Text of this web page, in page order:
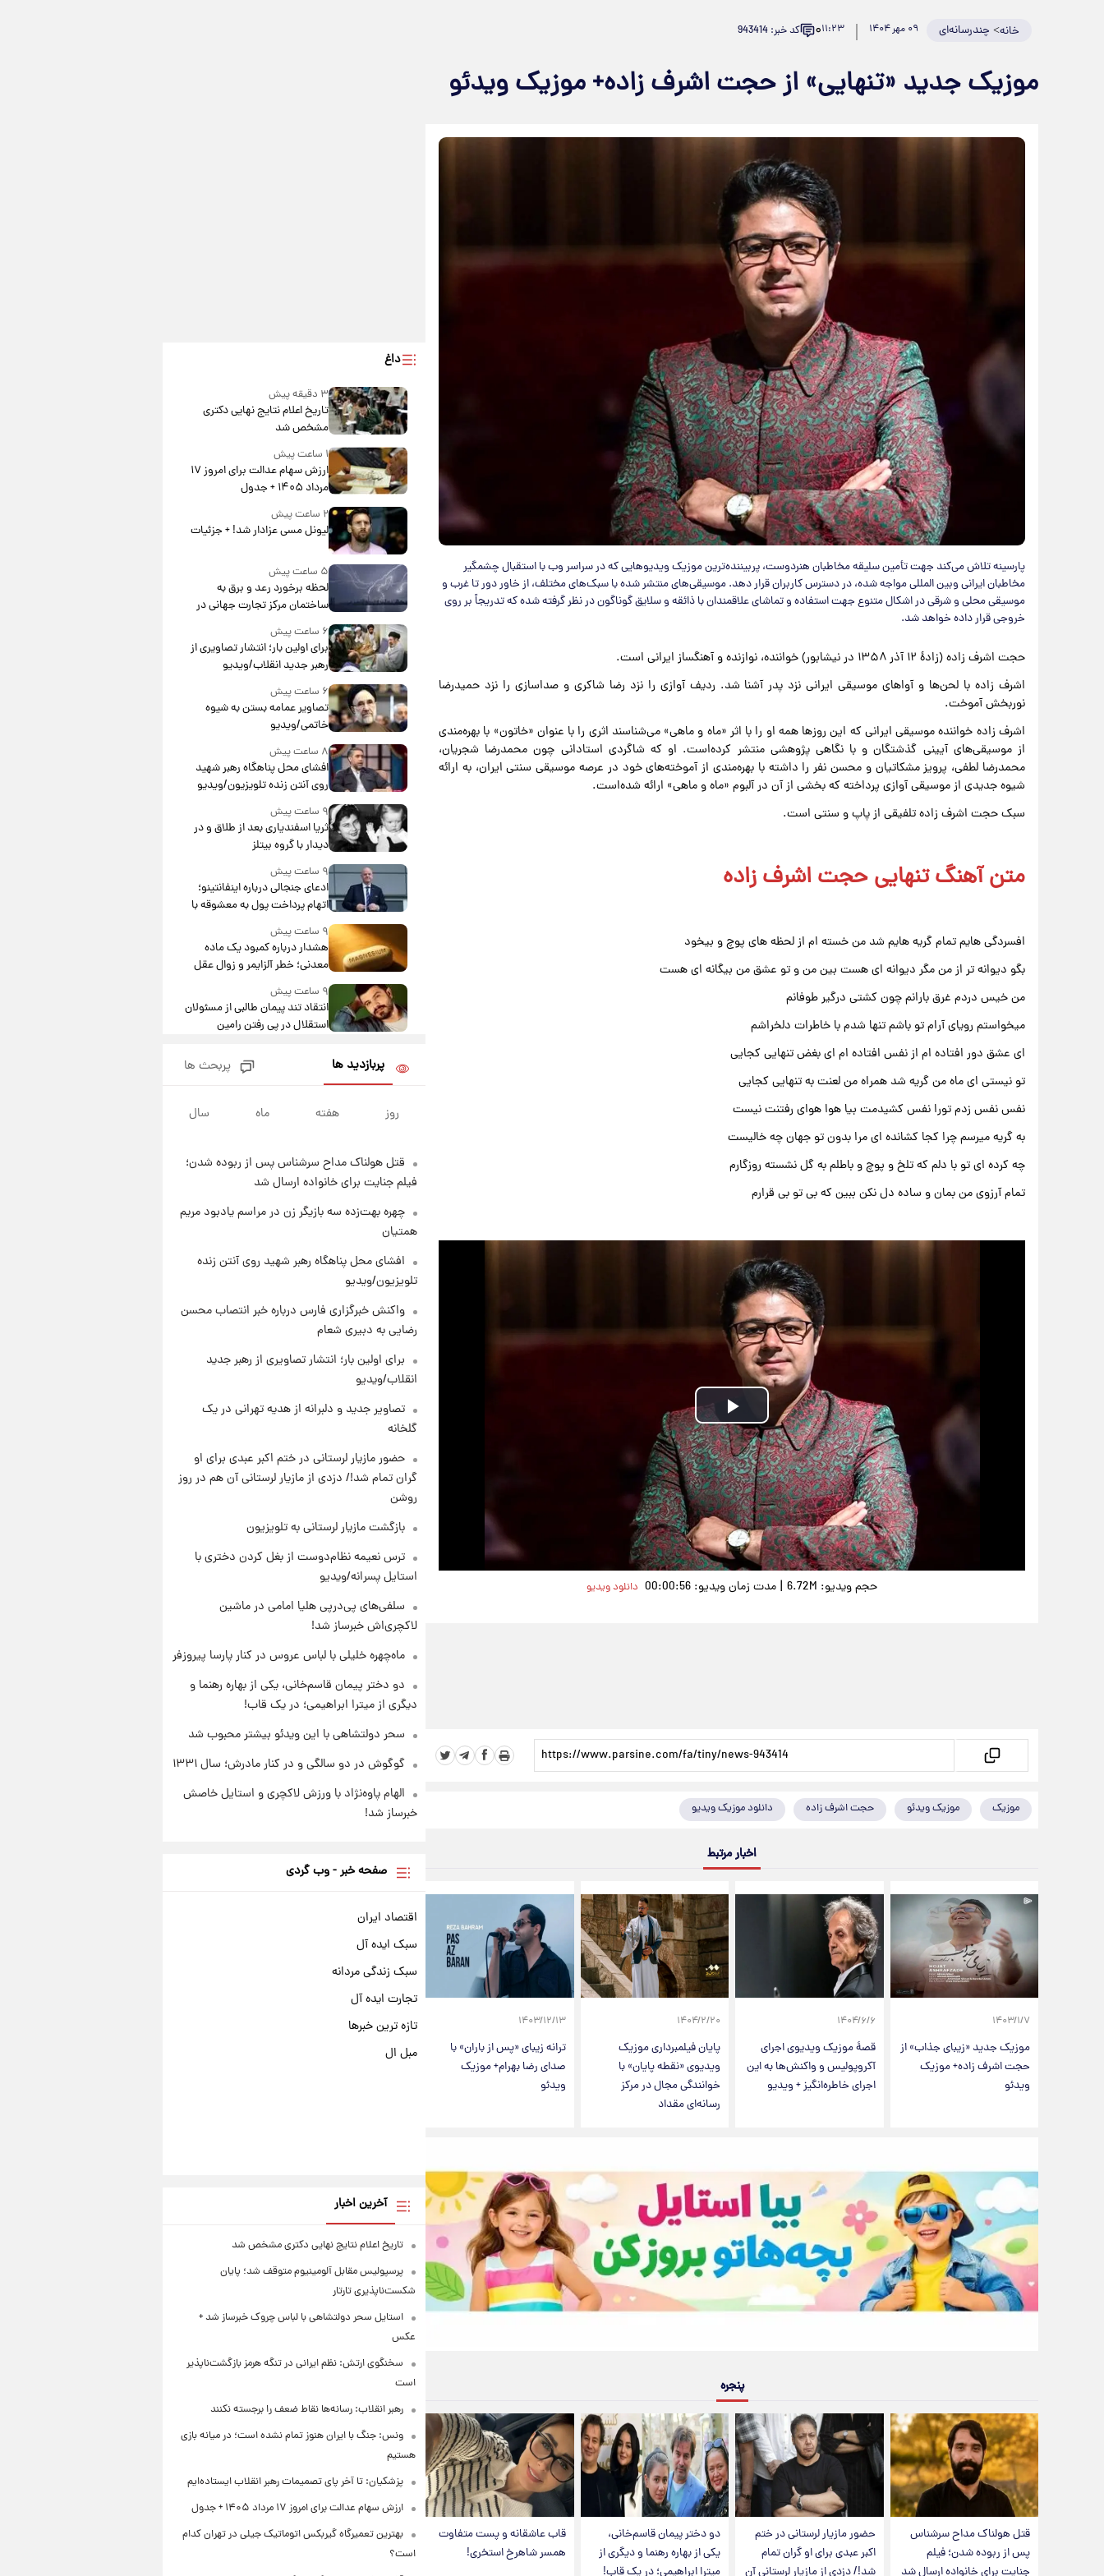
خانه> چندرسانه‌ای ۰۹ مهر ۱۴۰۴ ۱۱:۲۳۰ کد خبر: 943414
موزیک جدید «تنهایی» از حجت اشرف زاده+ موزیک ویدئو
پارسینه تلاش می‌کند جهت تأمین سلیقه مخاطبان هنردوست، پربیننده‌ترین موزیک ویدیو‌هایی که در سراسر وب با استقبال چشمگیر
مخاطبان ایرانی وبین المللی مواجه شده، در دسترس کاربران قرار دهد. موسیقی‌های منتشر شده با سبک‌های مختلف، از خاور دور تا غرب و
موسیقی محلی و شرقی در اشکال متنوع جهت استفاده و تماشای علاقمندان با ذائقه و سلایق گوناگون در نظر گرفته شده که تدریجاً بر روی
خروجی قرار داده خواهد شد.
حجت اشرف زاده (زادهٔ ۱۲ آذر ۱۳۵۸ در نیشابور) خواننده، نوازنده و آهنگساز ایرانی است.
اشرف زاده با لحن‌ها و آواهای موسیقی ایرانی نزد پدر آشنا شد. ردیف آوازی را نزد رضا شاکری و صداسازی را نزد حمیدرضا
نوربخش آموخت.
اشرف زاده خواننده موسیقی ایرانی که این روزها همه او را با اثر «ماه و ماهی» می‌شناسند اثری را با عنوان «خاتون» با بهره‌مندی
از موسیقی‌های آیینی گذشتگان و با نگاهی پژوهشی منتشر کرده‌است. او که شاگردی استادانی چون محمدرضا شجریان،
محمدرضا لطفی، پرویز مشکاتیان و محسن نفر را داشته با بهره‌مندی از آموخته‌های خود در عرصه موسیقی سنتی ایران، به ارائه
شیوه جدیدی از موسیقی آوازی پرداخته که بخشی از آن در آلبوم «ماه و ماهی» ارائه شده‌است.
سبک حجت اشرف زاده تلفیقی از پاپ و سنتی است.
متن آهنگ تنهایی حجت اشرف زاده
افسردگی هایم تمام گریه هایم شد من خسته ام از لحظه های پوچ و بیخود
بگو دیوانه تر از من مگر دیوانه ای هست بین من و تو عشق من بیگانه ای هست
من خیس دردم غرق بارانم چون کشتی درگیر طوفانم
میخواستم رویای آرام تو باشم تنها شدم با خاطرات دلخراشم
ای عشق دور افتاده ام از نفس افتاده ام ای بغض تنهایی کجایی
تو نیستی ای ماه من گریه شد همراه من لعنت به تنهایی کجایی
نفس نفس زدم تورا نفس کشیدمت بیا هوا هوای رفتنت نیست
به گریه میرسم چرا کجا کشانده ای مرا بدون تو جهان چه خالیست
چه کرده ای تو با دلم که تلخ و پوچ و باطلم به گل نشسته روزگارم
تمام آرزوی من بمان و ساده دل نکن ببین که بی تو بی قرارم
Play
Video
حجم ویدیو: 6.72M | مدت زمان ویدیو: 00:00:56 دانلود ویدیو
موزیک موزیک ویدئو حجت اشرف زاده دانلود موزیک ویدیو
اخبار مرتبط
۱۴۰۳/۱/۷
موزیک جدید «زیبای جذاب» از
حجت اشرف زاده+ موزیک
ویدئو
۱۴۰۴/۶/۶
قصۀ موزیک ویدیوی اجرای
آکروپولیس و واکنش‌ها به این
اجرای خاطره‌انگیز + ویدیو
۱۴۰۴/۲/۲۰
پایان فیلمبرداری موزیک
ویدیوی «نقطه پایان» با
خوانندگی مجال در مرکز
رسانه‌ای مقداد
۱۴۰۳/۱۲/۱۳
ترانه زیبای «پس از باران» با
صدای رضا بهرام+ موزیک
ویدئو
پنجره
قتل هولناک مداح سرشناس
پس از ربوده شدن؛ فیلم
جنایت برای خانواده ارسال شد
حضور مازیار لرستانی در ختم
اکبر عبدی برای او گران تمام
شد!/ دزدی از مازیار لرستانی آن
دو دختر پیمان قاسم‌خانی،
یکی از بهاره رهنما و دیگری از
میترا ابراهیمی؛ در یک قاب!
قاب عاشقانه و پست متفاوت
همسر شاهرخ استخری!
داغ
۳ دقیقه پیش
تاریخ اعلام نتایج نهایی دکتری
مشخص شد
۱ ساعت پیش
ارزش سهام عدالت برای امروز ۱۷
مرداد ۱۴۰۵ + جدول
۲ ساعت پیش
لیونل مسی عزادار شد! + جزئیات
۵ ساعت پیش
لحظه برخورد رعد و برق به
ساختمان مرکز تجارت جهانی در
آمریکا + فیلم
۶ ساعت پیش
برای اولین بار؛ انتشار تصاویری از
رهبر جدید انقلاب/ویدیو
۶ ساعت پیش
تصاویر عمامه بستن به شیوه
خاتمی/ویدیو
۸ ساعت پیش
افشای محل پناهگاه‌ رهبر شهید
روی آنتن زنده تلویزیون/ویدیو
۹ ساعت پیش
ثریا اسفندیاری بعد از طلاق و در
دیدار با گروه بیتلز
۹ ساعت پیش
ادعای جنجالی درباره اینفانتینو؛
اتهام پرداخت پول به معشوقه با
درآمد یوفا
۹ ساعت پیش
هشدار درباره کمبود یک ماده
معدنی؛ خطر آلزایمر و زوال عقل
افزایش می‌یابد؟
۹ ساعت پیش
انتقاد تند پیمان طالبی از مسئولان
استقلال در پی رفتن رامین
قیمت گوشت گوساله و گوسفند
امروز شنبه ۱۷ مرداد ۱۴۰۵ +جدول
۱۰ ساعت پیش
۱۱ ساعت پیش
مرداد ۱۴۰۵ +جدول
سایپا امروز شنبه ۱۷ مرداد ۱۴۰۵
پربازدید ها پربحث ها
روز هفته ماه سال
قتل هولناک مداح سرشناس پس از ربوده شدن؛
فیلم جنایت برای خانواده ارسال شد
چهره بهت‌زده سه بازیگر زن در مراسم یادبود مریم
همتیان
افشای محل پناهگاه‌ رهبر شهید روی آنتن زنده
تلویزیون/ویدیو
واکنش خبرگزاری فارس درباره خبر انتصاب محسن
رضایی به دبیری شعام
برای اولین بار؛ انتشار تصاویری از رهبر جدید
انقلاب/ویدیو
تصاویر جدید و دلبرانه از هدیه تهرانی در یک
گلخانه
حضور مازیار لرستانی در ختم اکبر عبدی برای او
گران تمام شد!/ دزدی از مازیار لرستانی آن هم در روز
روشن
بازگشت مازیار لرستانی به تلویزیون
ترس نعیمه نظام‌دوست از بغل کردن دختری با
استایل پسرانه/ویدیو
سلفی‌های پی‌درپی هلیا امامی در ماشین
لاکچری‌اش خبرساز شد!
ماه‌چهره خلیلی با لباس عروس در کنار پارسا پیروزفر
دو دختر پیمان قاسم‌خانی، یکی از بهاره رهنما و
دیگری از میترا ابراهیمی؛ در یک قاب!
سحر دولتشاهی با این ویدئو بیشتر محبوب شد
گوگوش در دو سالگی و در کنار مادرش؛ سال ۱۳۳۱
الهام پاوه‌نژاد با ورزش لاکچری و استایل خاصش
خبرساز شد!
صفحه خبر - وب گردی
اقتصاد ایران
سبک ایده آل
سبک زندگی مردانه
تجارت ایده آل
تازه ترین خبرها
مبل ال
آخرین اخبار
تاریخ اعلام نتایج نهایی دکتری مشخص شد
پرسپولیس مقابل آلومینیوم متوقف شد؛ پایان
شکست‌ناپذیری تارتار
استایل سحر دولتشاهی با لباس چروک خبرساز شد +
عکس
سخنگوی ارتش: نظم ایرانی در تنگه هرمز بازگشت‌ناپذیر
است
رهبر انقلاب: رسانه‌ها نقاط ضعف را برجسته نکنند
ونس: جنگ با ایران هنوز تمام نشده است؛ در میانه بازی
هستیم
پزشکیان: تا آخر پای تصمیمات رهبر انقلاب ایستاده‌ایم
ارزش سهام عدالت برای امروز ۱۷ مرداد ۱۴۰۵ + جدول
بهترین تعمیرگاه گیربکس اتوماتیک جیلی در تهران کدام
است؟